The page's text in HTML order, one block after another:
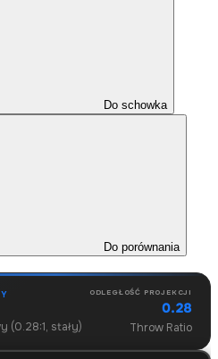
Do schowka
Do porównania
(0.28:1, stały)
ODLEGŁOŚĆ PROJEKCJI
0.28
Throw Ratio